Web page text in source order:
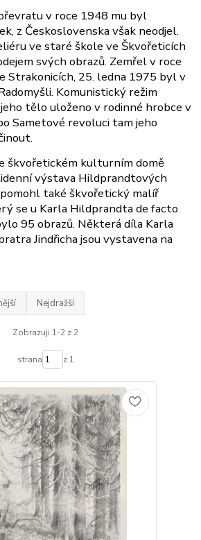
v roce 1948 mu byl
z Československa však neodjel.
ve staré škole ve Škvořeticích
svých obrazů. Zemřel v roce
Strakonicích, 25. ledna 1975 byl v
Komunistický režim
tělo uloženo v rodinné hrobce v
Sametové revoluci tam jeho
škvořetickém kulturním domě
výstava Hildprandtových
také škvořetický malíř
se u Karla Hildprandta de facto
95 obrazů. Některá díla Karla
Jindřicha jsou vystavena na
Nejdražší
Zobrazuji 1-2 z 2
strana z 1